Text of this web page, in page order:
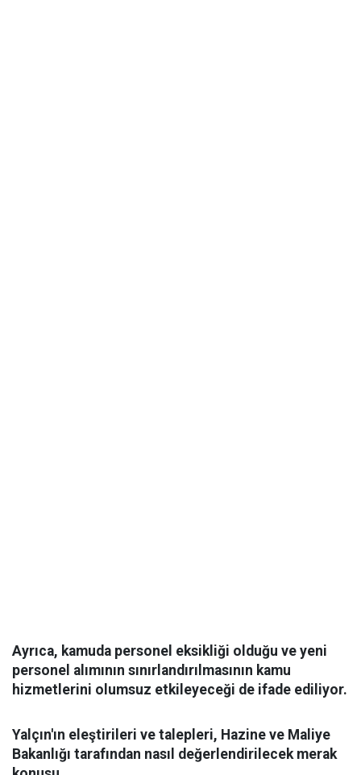
Ayrıca, kamuda personel eksikliği olduğu ve yeni
personel alımının sınırlandırılmasının kamu
hizmetlerini olumsuz etkileyeceği de ifade ediliyor.
Yalçın'ın eleştirileri ve talepleri, Hazine ve Maliye
Bakanlığı tarafından nasıl değerlendirilecek merak